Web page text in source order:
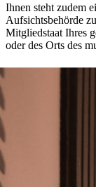
Ihnen steht zudem
Aufsichtsbehörde
Mitgliedstaat Ihres
oder des Orts des
13.
Soweit innerhalb
Speicherdauer
Daten bei uns, bis
berechtigten
werden Ihre Daten
zulässigen Gründe
handelsrechtliche